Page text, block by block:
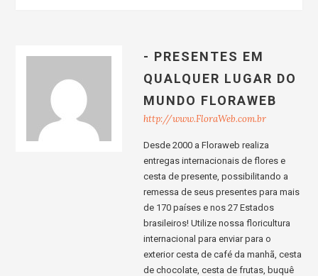
- PRESENTES EM
QUALQUER LUGAR DO
MUNDO FLORAWEB
http://www.FloraWeb.com.br
Desde 2000 a Floraweb realiza
entregas internacionais de flores e
cesta de presente, possibilitando a
remessa de seus presentes para mais
de 170 países e nos 27 Estados
brasileiros! Utilize nossa floricultura
internacional para enviar para o
exterior cesta de café da manhã, cesta
de chocolate, cesta de frutas, buquê